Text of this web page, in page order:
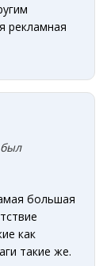
рекламная
большая
как
такие же.